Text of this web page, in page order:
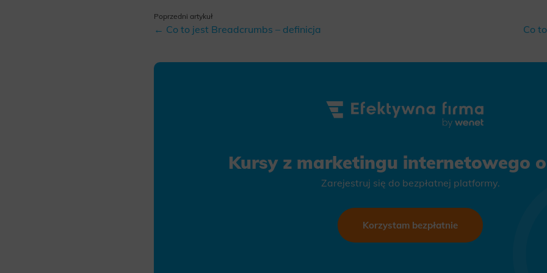
create aggregate demographic statistics about users. Analytical cookies and similar technologies allow us to
providing him or her with the marketing, advertising and retargeting content deemed most appropriate.
Poprzedni artykuł
← Co to jest Breadcrumbs – definicja Co
Kursy z marketingu internetowego
Zarejestruj się do bezpłatnej platformy.
Korzystam bezpłatnie